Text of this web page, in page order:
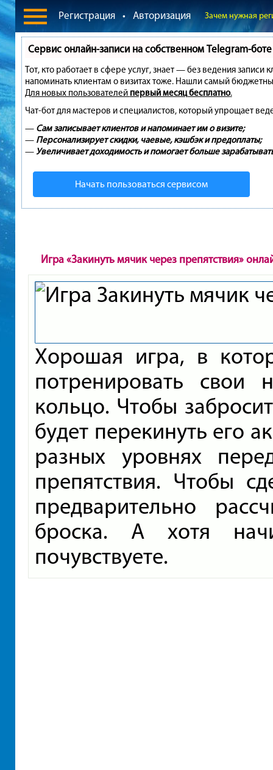
Регистрация • Авторизация Зачем нужная
Сервис онлайн-записи на собственном Telegram-боте
Тот, кто работает в сфере услуг, знает — без ведения
напоминать клиентам о визитах тоже. Нашли самый
Для новых пользователей первый месяц бесплатно.
Чат-бот для мастеров и специалистов, который упрощает
— Сам записывает клиентов и напоминает им о визите;
— Персонализирует скидки, чаевые, кэшбэк и предоплаты;
—Увеличивает доходимость и помогает больше
Начать пользоваться сервисом
Игра «Закинуть мячик через препятствия»
Хорошая игра, в
потренировать
кольцо. Чтобы
будет перекинуть его
разных уровнях
препятствия. Чтобы
предварительно
броска. А хотя
почувствуете.